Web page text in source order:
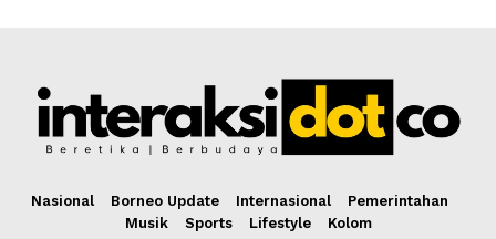
Nasional Borneo Update Internasional
Pemerintahan
Musik
Sports Lifestyle Kolom